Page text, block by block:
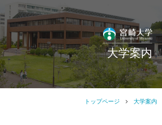
大学案内
トップページ 大学案内